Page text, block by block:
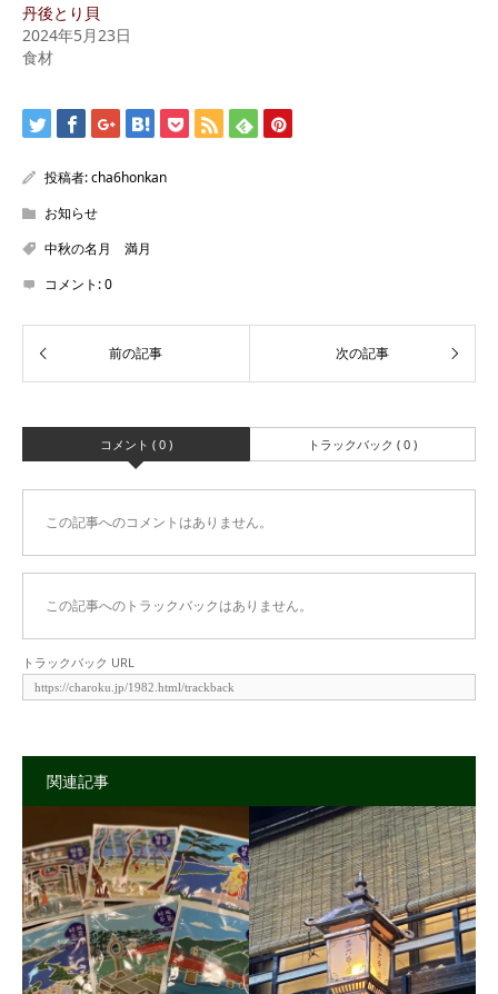
丹後とり貝
2024年5月23日
食材
投稿者:cha6honkan
お知らせ
中秋の名月 満月
コメント:0
コメント ( 0 ) トラックバック ( 0 )
この記事へのコメントはありません。
この記事へのトラックバックはありません。
トラックバック URL
関連記事